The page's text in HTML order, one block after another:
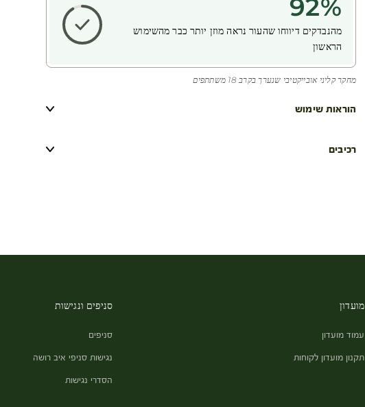
92%
מהנבדקים דיווחו שהעור נראה מוזן יותר כבר מהשימוש
הראשון
מחקר קליני אובייקטיבי שנערך בקרב 18 משתתפים
הוראות שימוש
רכיבים
מועדון
עמוד מועדון
תקנון מועדון לקוחות
סניפים ונגישות
סניפים
נגישות סניפי איב רושה
הסדרי נגישות